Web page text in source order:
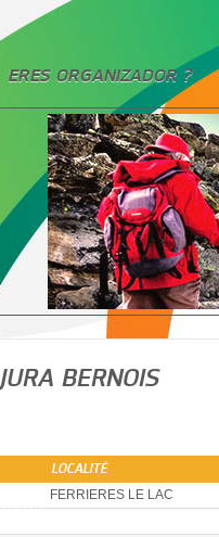
ERES ORGANIZADOR ?
BERNOIS
LOCALITÉ
FERRIERES LE LAC